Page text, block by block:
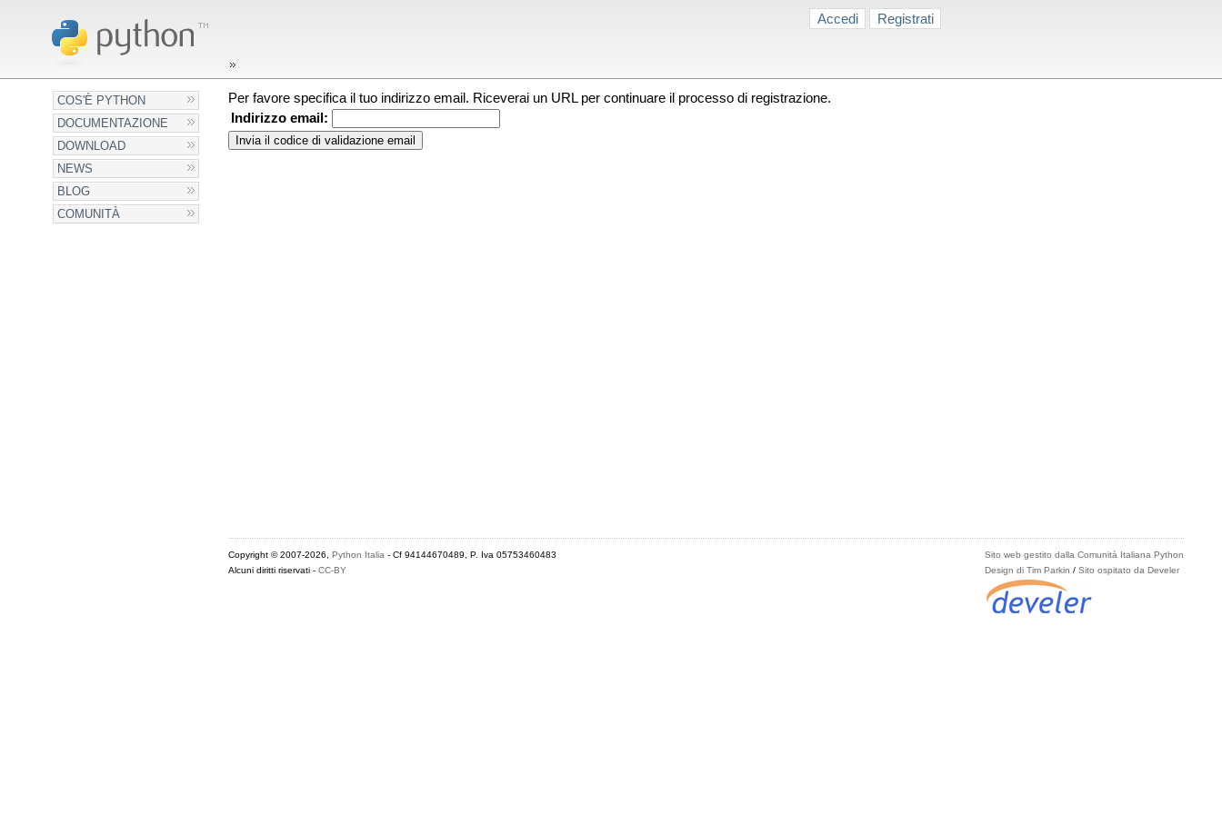
Accedi Registrati
COS'È PYTHON
DOCUMENTAZIONE
DOWNLOAD
NEWS
BLOG
COMUNITÀ
Per favore specifica il tuo indirizzo email. Riceverai un URL per continuare il processo di registrazione.
Indirizzo email:
Sito web gestito dalla Comunità Italiana Python
Design di Tim Parkin /Sito ospitato da Develer
Copyright © 2007-2026, Python Italia - Cf 94144670489, P. Iva 05753460483
Alcuni diritti riservati - CC-BY